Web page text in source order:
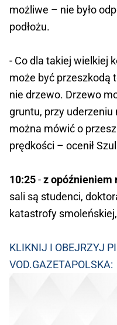
możliwe – nie było
podłożu.
- Co dla takiej wielkiej
może być przeszkodą
nie drzewo. Drzewo
gruntu, przy
można mówić o
prędkości – ocenił
10:25-z opóźnieniem
sali są studenci,
katastrofy
KLIKNIJ I OBEJRZYJ
VOD.GAZETAPOLSKA: